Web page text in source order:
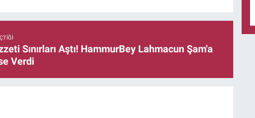
Sınırları Aştı! HammurBey Lahmacun Şam'a
Verdi